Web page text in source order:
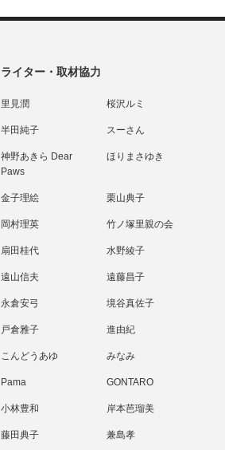
ライター・取材協力
里見潤 桜沢ルミ
半田純子 スーさん
神野あきら Dear
Paws
ほりまさゆき
金子理絵 栗山典子
岡村理英 竹ノ塚里親の会
扇田桂代 水野綾子
遠山信夫 遠藤昌子
永倉安弓 境谷真佐子
戸倉雅子 進由紀
こんどうあゆ みなみ
Pama GONTARO
小林豊和 岸本芭瑠美
藤田典子 兼島孝